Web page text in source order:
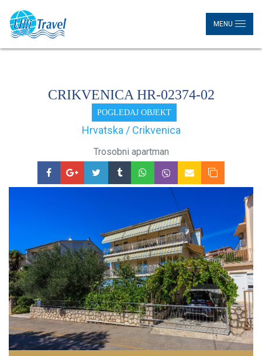
MENU
CRIKVENICA HR-02374-02
POGLEDAJ OBJEKT
Hrvatska / Crikvenica
Trosobni apartman